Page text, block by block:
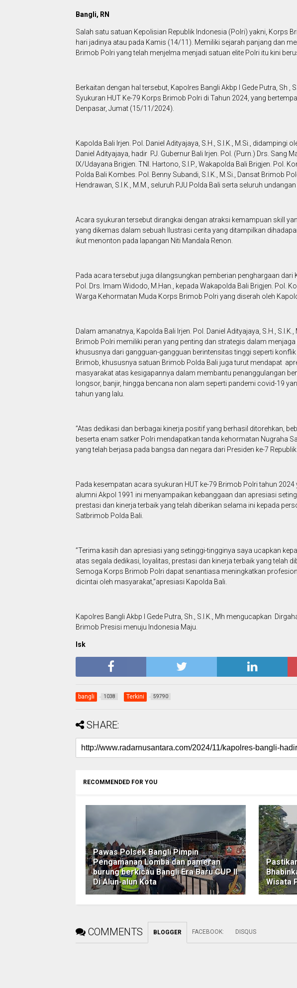
Bangli, RN
Salah satu satuan Kepolisian Republik Indonesia (Polri) yakni, Korps
hari jadinya atau pada Kamis (14/11). Memiliki sejarah panjang dan
Brimob Polri yang telah menjelma menjadi satuan elite Polri itu kini
Berkaitan dengan hal tersebut, Kapolres Bangli Akbp I Gede Putra, Sh ,
Syukuran HUT Ke-79 Korps Brimob Polri di Tahun 2024, yang
Denpasar, Jumat (15/11/2024).
Kapolda Bali Irjen. Pol. Daniel Adityajaya, S.H., S.I.K., M.Si., didampingi
Daniel Adityajaya, hadir PJ. Gubernur Bali Irjen. Pol. (Purn.) Drs. Sang
IX/Udayana Brigjen. TNI. Hartono, S.I.P., Wakapolda Bali Brigjen. Pol.
Polda Bali Kombes. Pol. Benny Subandi, S.I.K., M.Si., Dansat Brimob
Hendrawan, S.I.K., M.M., seluruh PJU Polda Bali serta seluruh
Acara syukuran tersebut dirangkai dengan atraksi kemampuan skill
yang dikemas dalam sebuah Ilustrasi cerita yang ditampilkan
ikut menonton pada lapangan Niti Mandala Renon.
Pada acara tersebut juga dilangsungkan pemberian penghargaan
Pol. Drs. Imam Widodo, M.Han., kepada Wakapolda Bali Brigjen. Pol.
Warga Kehormatan Muda Korps Brimob Polri yang diserah oleh
Dalam amanatnya, Kapolda Bali Irjen. Pol. Daniel Adityajaya, S.H.,
Brimob Polri memiliki peran yang penting dan strategis dalam
khususnya dari gangguan-gangguan berintensitas tinggi seperti
Brimob, khususnya satuan Brimob Polda Bali juga turut mendapat
masyarakat atas kesigapannya dalam membantu penanggulangan
longsor, banjir, hingga bencana non alam seperti pandemi covid-19
tahun yang lalu.
”Atas dedikasi dan berbagai kinerja positif yang berhasil ditorehkan,
beserta enam satker Polri mendapatkan tanda kehormatan Nugraha
yang telah berjasa pada bangsa dan negara dari Presiden ke-7
Pada kesempatan acara syukuran HUT ke-79 Brimob Polri tahun 2024
alumni Akpol 1991 ini menyampaikan kebanggaan dan apresiasi
prestasi dan kinerja terbaik yang telah diberikan selama ini kepada
Satbrimob Polda Bali.
”Terima kasih dan apresiasi yang setinggi-tingginya saya ucapkan
atas segala dedikasi, loyalitas, prestasi dan kinerja terbaik yang telah
Semoga Korps Brimob Polri dapat senantiasa meningkatkan
dicintai oleh masyarakat,”apresiasi Kapolda Bali.
Kapolres Bangli Akbp I Gede Putra, Sh., S.I.K., Mh mengucapkan
Brimob Presisi menuju Indonesia Maju.
Isk
bangli 1038 Terkini 59790
SHARE:
RECOMMENDED FOR YOU
Pawas Polsek Bangli Pimpin
Pengamanan Lomba dan pameran
burung berkicau Bangli Era Baru CUP II
Di Alun-alun Kota
Wisata
COMMENTS BLOGGER FACEBOOK: DISQUS